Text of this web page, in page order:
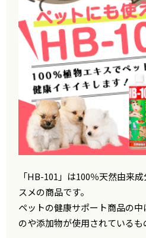
「HB-101」は100％天然由来
スメの商品です。
ペットの健康サポート商品の
のや添加物が使用されているも